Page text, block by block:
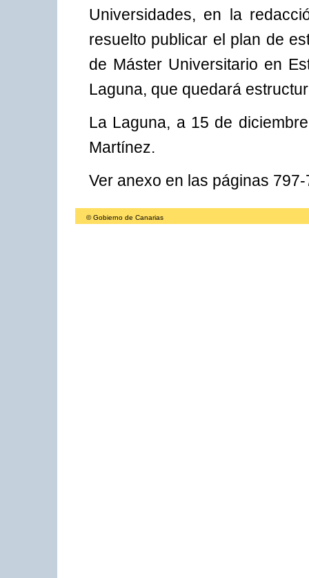
Universidades, en la
resuelto publicar el plan de
de Máster Universitario en
Laguna, que quedará
La Laguna, a 15 de
Martínez.
Ver anexo en las páginas
© Gobierno de Canarias